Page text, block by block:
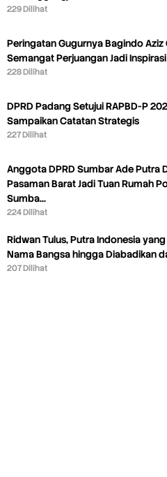
229 Dilihat
Peringatan Gugurnya Bagindo Aziz
Semangat Perjuangan Jadi
228 Dilihat
DPRD Padang Setujui RAPBD-P
Sampaikan Catatan Strategis
227 Dilihat
Anggota DPRD Sumbar Ade Putra
Pasaman Barat Jadi Tuan Rumah
Sumba…
224 Dilihat
Ridwan Tulus, Putra Indonesia
Nama Bangsa hingga Diabadikan
207 Dilihat